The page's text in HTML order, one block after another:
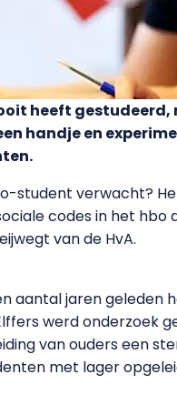
heeft
handje en
student verwacht?
codes in het hbo
van de HvA.
aantal jaren geleden
werd onderzoek
van ouders een
met lager